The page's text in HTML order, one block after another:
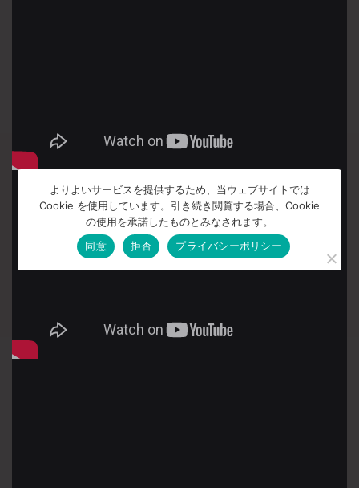
よりよいサービスを提供するため、当ウェブサイトでは
Cookie を使用しています。引き続き閲覧する場合、Cookie
の使用を承諾したものとみなされます。
同意
拒否 プライバシーポリシー